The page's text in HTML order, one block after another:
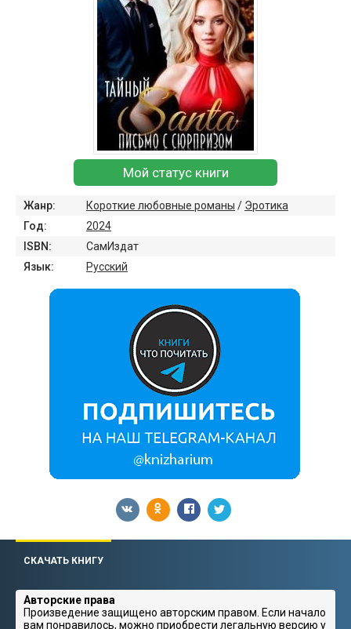
Мой статус книги
Жанр: Короткие любовные романы / Эротика
Год:
2024
ISBN:
СамИздат
Язык:
Русский
СКАЧАТЬ КНИГУ
Авторские права
Произведение защищено авторским правом. Если начало
вам понравилось, можно приобрести легальную версию у